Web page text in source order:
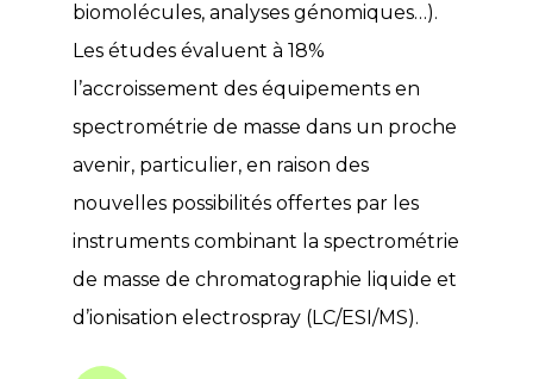
biomolécules, analyses génomiques…).
Les études évaluent à 18%
l’accroissement des équipements en
spectrométrie de masse dans un proche
avenir, particulier, en raison des
nouvelles possibilités offertes par les
instruments combinant la spectrométrie
de masse de chromatographie liquide et
d’ionisation electrospray (LC/ESI/MS).